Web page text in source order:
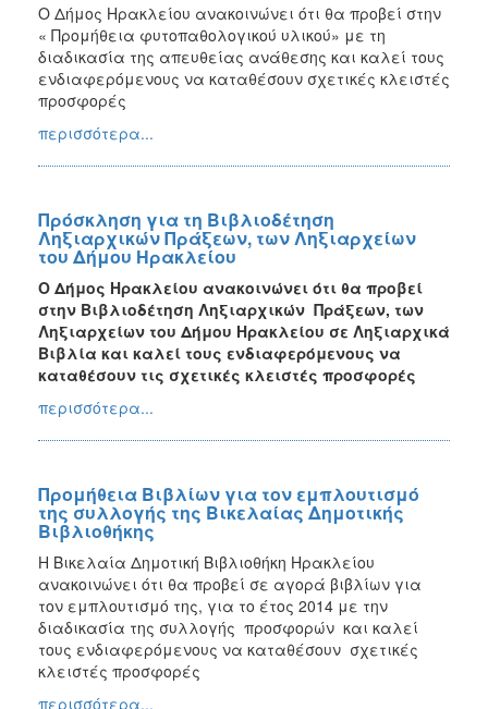
Ο Δήμος Ηρακλείου ανακοινώνει ότι θα προβεί στην
« Προμήθεια φυτοπαθολογικού υλικού» με τη
διαδικασία της απευθείας ανάθεσης και καλεί τους
ενδιαφερόμενους να καταθέσουν σχετικές κλειστές
προσφορές
περισσότερα...
Πρόσκληση για τη Βιβλιοδέτηση
Ληξιαρχικών Πράξεων, των Ληξιαρχείων
του Δήμου Ηρακλείου
Ο Δήμος Ηρακλείου ανακοινώνει ότι θα προβεί
στην Βιβλιοδέτηση Ληξιαρχικών Πράξεων, των
Ληξιαρχείων του Δήμου Ηρακλείου σε Ληξιαρχικά
Βιβλία και καλεί τους ενδιαφερόμενους να
καταθέσουν τις σχετικές κλειστές προσφορές
περισσότερα...
Προμήθεια Βιβλίων για τον εμπλουτισμό
της συλλογής της Βικελαίας Δημοτικής
Βιβλιοθήκης
Η Βικελαία Δημοτική Βιβλιοθήκη Ηρακλείου
ανακοινώνει ότι θα προβεί σε αγορά βιβλίων για
τον εμπλουτισμό της, για το έτος 2014 με την
διαδικασία της συλλογής προσφορών και καλεί
τους ενδιαφερόμενους να καταθέσουν σχετικές
κλειστές προσφορές
περισσότερα...